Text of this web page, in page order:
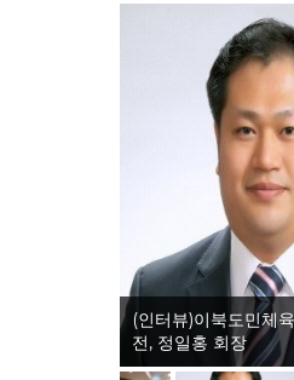
(인터뷰)이북도민체
전, 정일홍 회장